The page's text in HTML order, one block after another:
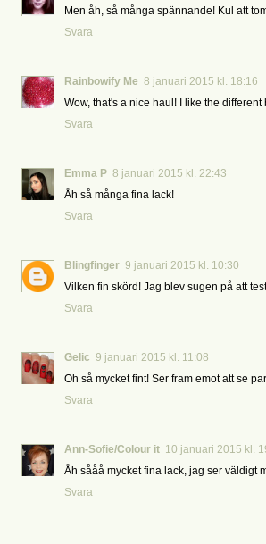
Men åh, så många spännande! Kul att
Svara
Rainbowify Me 8 januari 2015 kl. 18:16
Wow, that's a nice haul! I like the
Svara
Emma P 8 januari 2015 kl. 22:43
Åh så många fina lack!
Svara
Blingfinger 9 januari 2015 kl. 10:30
Vilken fin skörd! Jag blev sugen på att
Svara
Gelic 9 januari 2015 kl. 11:08
Oh så mycket fint! Ser fram emot att se
Svara
Ann-Sofie/Colour it 10 januari 2015 kl.
Åh sååå mycket fina lack, jag ser väldigt
Svara